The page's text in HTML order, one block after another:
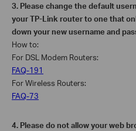
3. Please change the default
your TP-Link router to one that
down your new username and
How to:
For DSL Modem Routers:
FAQ-191
For Wireless Routers:
FAQ-73
4. Please do not allow your web